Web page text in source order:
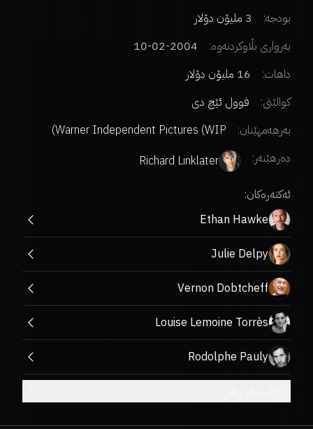
بودجە:
3 ملیۆن دۆلار
بەرواری بڵاوکردنەوە:
2004-02-10
داهات:
16 ملیۆن دۆلار
کوالێتی:
فوول ئێچ دی
بەرهەمهێنان:
Warner Independent Pictures (WIP)
دەرهێنەر:
Richard Linklater
ئەکتەرەکان:
Ethan Hawke
Julie Delpy
Vernon Dobtcheff
Louise Lemoine Torrès
Rodolphe Pauly